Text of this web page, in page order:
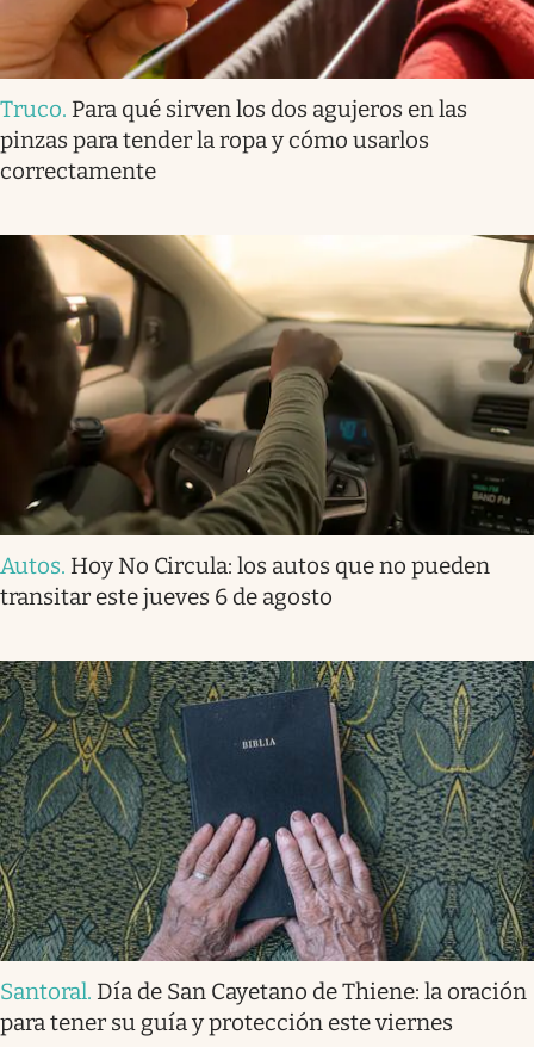
Truco. Para qué sirven los dos agujeros en las
pinzas para tender la ropa y cómo usarlos
correctamente
Autos. Hoy No Circula: los autos que no pueden
transitar este jueves 6 de agosto
Santoral. Día de San Cayetano de Thiene: la oración
para tener su guía y protección este viernes